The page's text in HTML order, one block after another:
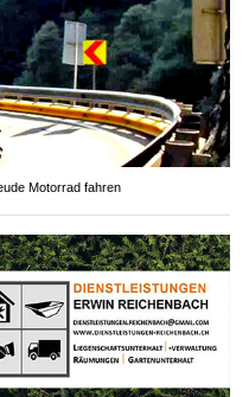
Motorrad fahren